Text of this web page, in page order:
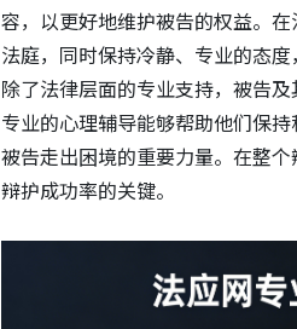
容，以更好地维护被告的权益。
法庭，同时保持冷静、专业的态度
除了法律层面的专业支持，被告
专业的心理辅导能够帮助他们保
被告走出困境的重要力量。在整
辩护成功率的关键。